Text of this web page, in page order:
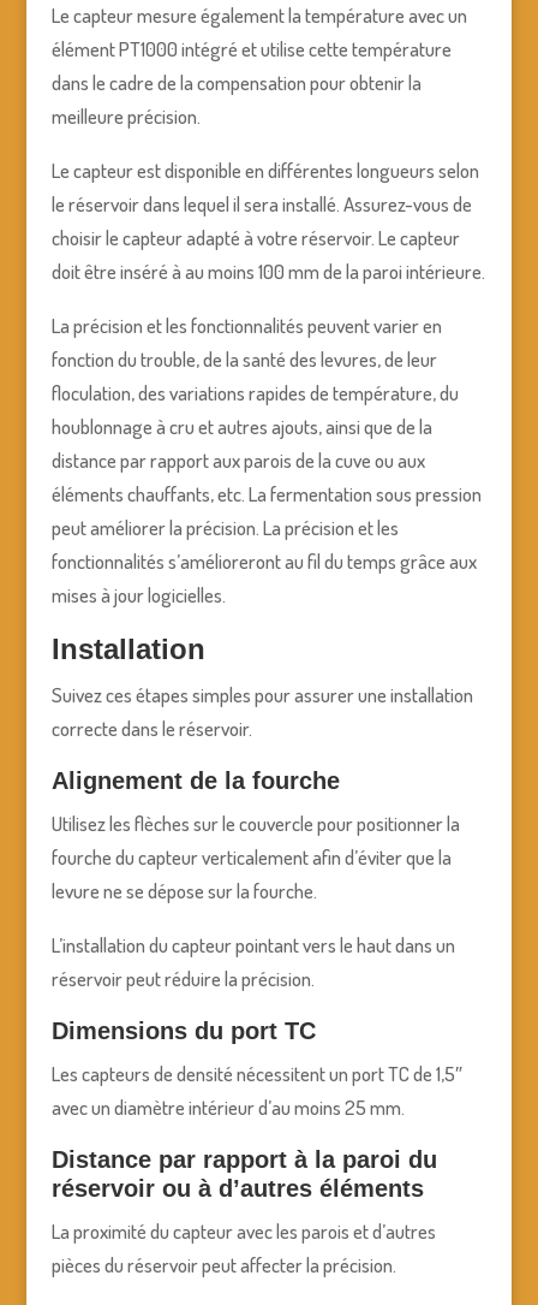
Le capteur mesure également la température avec un
élément PT1000 intégré et utilise cette température
dans le cadre de la compensation pour obtenir la
meilleure précision.
Le capteur est disponible en différentes longueurs selon
le réservoir dans lequel il sera installé. Assurez-vous de
choisir le capteur adapté à votre réservoir. Le capteur
doit être inséré à au moins 100 mm de la paroi intérieure.
La précision et les fonctionnalités peuvent varier en
fonction du trouble, de la santé des levures, de leur
floculation, des variations rapides de température, du
houblonnage à cru et autres ajouts, ainsi que de la
distance par rapport aux parois de la cuve ou aux
éléments chauffants, etc. La fermentation sous pression
peut améliorer la précision. La précision et les
fonctionnalités s’amélioreront au fil du temps grâce aux
mises à jour logicielles.
Installation
Suivez ces étapes simples pour assurer une installation
correcte dans le réservoir.
Alignement de la fourche
Utilisez les flèches sur le couvercle pour positionner la
fourche du capteur verticalement afin d’éviter que la
levure ne se dépose sur la fourche.
L’installation du capteur pointant vers le haut dans un
réservoir peut réduire la précision.
Dimensions du port TC
Les capteurs de densité nécessitent un port TC de 1,5″
avec un diamètre intérieur d’au moins 25 mm.
Distance par rapport à la paroi du
réservoir ou à d’autres éléments
La proximité du capteur avec les parois et d’autres
pièces du réservoir peut affecter la précision.